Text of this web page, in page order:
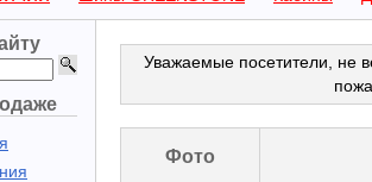
Уважаемые посетители, не
Фото